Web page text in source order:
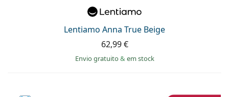
Lentiamo Anna True Beige
62,99 €
Envio gratuito& em stock